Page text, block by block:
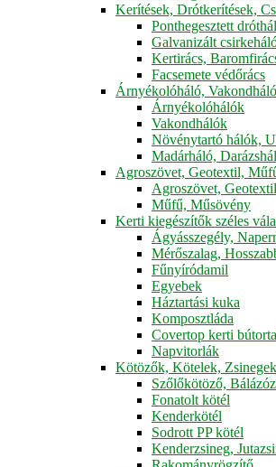
Kerítések, Drótkerítések,
Ponthegesztett
Galvanizált
Kertirács,
Facsemete védőrács
Árnyékolóháló,
Árnyékolóhálók
Vakondhálók
Növénytartó hálók,
Madárháló,
Agroszövet, Geotextil,
Agroszövet, Geotextil
Műfű, Műsövény
Kerti kiegészítők széles
Ágyásszegély,
Mérőszalag,
Fűnyíródamil
Egyebek
Háztartási kuka
Komposztláda
Covertop kerti
Napvitorlák
Kötözők, Kötelek, Zsinegek
Szőlőkötöző,
Fonatolt kötél
Kenderkötél
Sodrott PP kötél
Kenderzsineg,